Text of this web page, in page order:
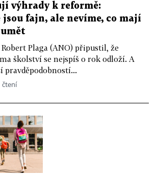
výhrady k reformě:
jsou fajn, ale nevíme, co mají
Plaga (ANO) připustil, že
školství se nejspíš o rok odloží. A
pravděpodobností...
čtení